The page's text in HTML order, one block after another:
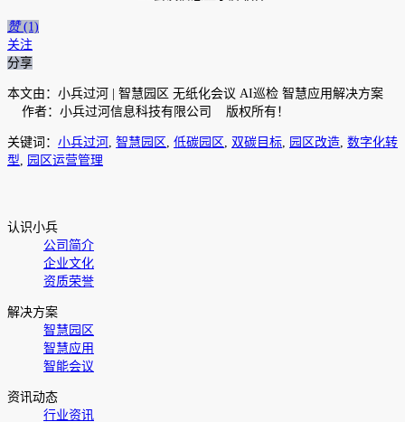
赞 (1)
关注
分享
本文由：小兵过河 | 智慧园区 无纸化会议 AI巡检 智慧应用解决方案
作者：小兵过河信息科技有限公司 版权所有！
关键词： 小兵过河 , 智慧园区 , 低碳园区 , 双碳目标, 园区改造, 数字化转
型, 园区运营管理
认识小兵
公司简介
企业文化
资质荣誉
解决方案
智慧园区
智慧应用
智能会议
资讯动态
行业资讯